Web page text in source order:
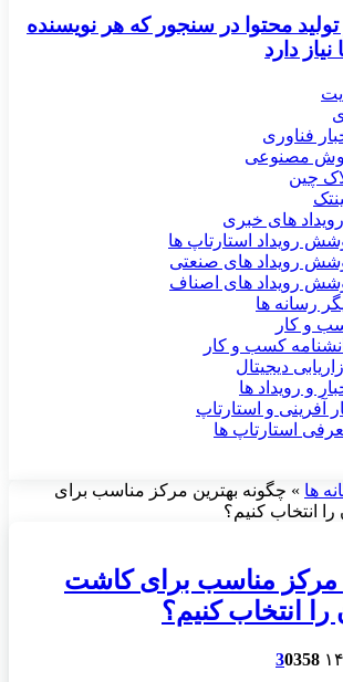
تولید محتوا در سنجور که هر نویسنده
دارد
فناوری
مصنوعی
چین
های خبری
رویداد استارتاپ ها
رویداد های صنعتی
رویداد های اصناف
رسانه ها
و کار
کسب و کار
دیجیتال
و رویداد ها
آفرینی و استارتاپ
استارتاپ ها
ها » چگونه بهترین مرکز مناسب برای
انتخاب کنیم؟
مرکز مناسب برای کاشت
را انتخاب کنیم؟
30358